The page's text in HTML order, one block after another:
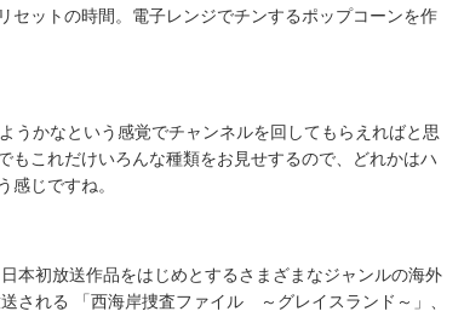
セットの時間。電子レンジでチンするポップコーンを作
かなという感覚でチャンネルを回してもらえればと思
もこれだけいろんな種類をお見せするので、どれかはハ
感じですね。
本初放送作品をはじめとするさまざまなジャンルの海外
される 「西海岸捜査ファイル ～グレイスランド～」、